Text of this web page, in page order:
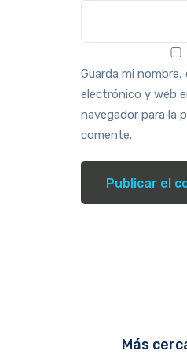
Guarda mi nombre,
electrónico y web
navegador para la
comente.
Más